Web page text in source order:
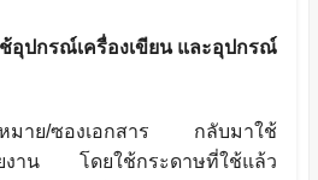
อุปกรณ์เครื่องเขียน และอุปกรณ์
าย/ซองเอกสาร กลับมาใช้
งาน โดยใช้กระดาษที่ใช้แล้ว